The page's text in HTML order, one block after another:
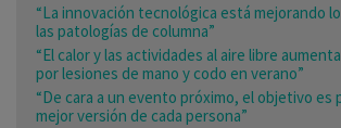
“La innovación tecnológica está mejorando
las patologías de columna”
“El calor y las actividades al aire libre
por lesiones de mano y codo en verano”
“De cara a un evento próximo, el objetivo es
mejor versión de cada persona”